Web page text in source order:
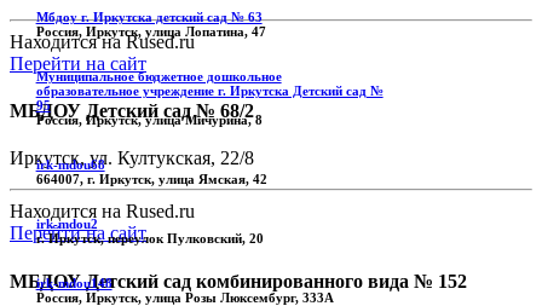
Находится на Rused.ru
Перейти на сайт
МБДОУ Детский сад № 68/2
Иркутск, ул. Култукская, 22/8
Находится на Rused.ru
Перейти на сайт
МБДОУ Детский сад комбинированного вида № 152
Мбдоу г. Иркутска детский сад № 63
Россия, Иркутск, улица Лопатина, 47
Муниципальное бюджетное дошкольное
образовательное учреждение г. Иркутска Детский сад №
95
Россия, Иркутск, улица Мичурина, 8
irk-mdou68
664007, г. Иркутск, улица Ямская, 42
irk-mdou2
г. Иркутск, переулок Пулковский, 20
irk-mdou148
Россия, Иркутск, улица Розы Люксембург, 333А